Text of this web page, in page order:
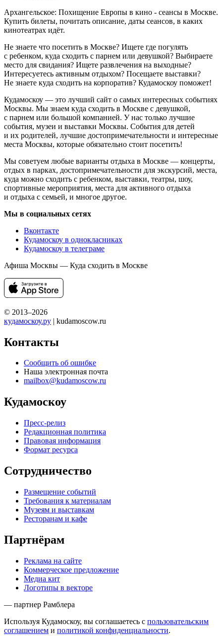
Архангельское: Похищение Европы в кино - сеансы в Москве.
Купить билеты, почитать описание, даты сеансов, в каких
кинотеатрах идёт.
Не знаете что посетить в Москве? Ищете где погулять
с ребенком, куда сходить с парнем или девушкой? Выбираете
место для свидания? Ищете развлечения на выходные?
Интересуетесь активным отдыхом? Посещаете выставки?
Не знаете куда сходить на корпоратив? Кудамоскоу поможет!
Кудамоскоу — это лучший сайт о самых интересных событиях
Москвы. Мы знаем куда сходить в Москве с девушкой,
с парнем или большой компанией. У нас только лучшие
события, музеи и выставки Москвы. События для детей
и их родителей, лучшие достопримечательности и интересные
места Москвы, которые обязательно стоит посетить!
Мы советуем любые варианты отдыха в Москве — концерты,
отдых в парках, достопримечательности для экскурсий, места,
куда можно сходить с ребенком, выставки, театры, шоу,
спортивные мероприятия, места для активного отдыха
и отдыха с семьей, и многое другое.
Мы в социальных сетях
Вконтакте
Кудамоскоу в однокласниках
Кудамоскоу в телеграме
Афиша Москвы — Куда сходить в Москве
© 2013–2026
кудамоскоу.ру | kudamoscow.ru
Контакты
Сообщить об ошибке
Наша электронная почта
mailbox@kudamoscow.ru
Кудамоскоу
Пресс-релиз
Редакционная политика
Правовая информация
Формат ресурса
Сотрудничество
Размещение событий
Требования к материалам
Музеям и выставкам
Ресторанам и кафе
Партнёрам
Реклама на сайте
Коммерческое предложение
Медиа кит
Логотипы в векторе
— партнер Рамблера
Используя Кудамоскоу, вы соглашаетесь с пользовательским
соглашением и политикой конфиденциальности.